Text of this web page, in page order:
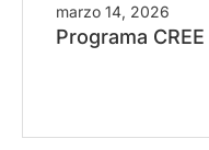
marzo 14, 2026
Programa